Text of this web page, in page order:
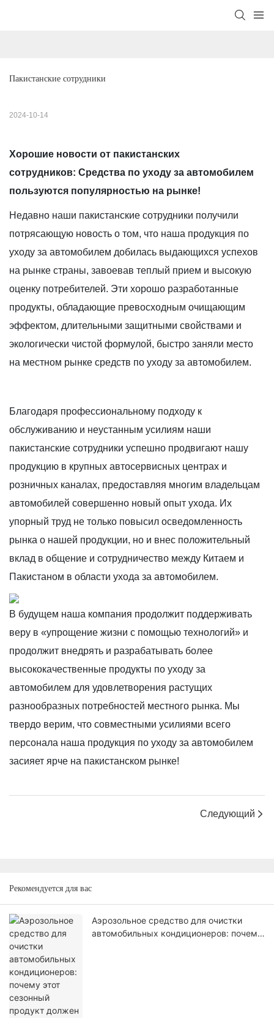
Пакистанские сотрудники
2024-10-14
Хорошие новости от пакистанских
сотрудников: Средства по уходу за автомобилем
пользуются популярностью на рынке!
Недавно наши пакистанские сотрудники получили
потрясающую новость о том, что наша продукция по
уходу за автомобилем добилась выдающихся успехов
на рынке страны, завоевав теплый прием и высокую
оценку потребителей. Эти хорошо разработанные
продукты, обладающие превосходным очищающим
эффектом, длительными защитными свойствами и
экологически чистой формулой, быстро заняли место
на местном рынке средств по уходу за автомобилем.
Благодаря профессиональному подходу к
обслуживанию и неустанным усилиям наши
пакистанские сотрудники успешно продвигают нашу
продукцию в крупных автосервисных центрах и
розничных каналах, предоставляя многим владельцам
автомобилей совершенно новый опыт ухода. Их
упорный труд не только повысил осведомленность
рынка о нашей продукции, но и внес положительный
вклад в общение и сотрудничество между Китаем и
Пакистаном в области ухода за автомобилем.
В будущем наша компания продолжит поддерживать
веру в «упрощение жизни с помощью технологий» и
продолжит внедрять и разрабатывать более
высококачественные продукты по уходу за
автомобилем для удовлетворения растущих
разнообразных потребностей местного рынка. Мы
твердо верим, что совместными усилиями всего
персонала наша продукция по уходу за автомобилем
засияет ярче на пакистанском рынке!
Следующий
Рекомендуется для вас
Аэрозольное средство для очистки
автомобильных кондиционеров: почему